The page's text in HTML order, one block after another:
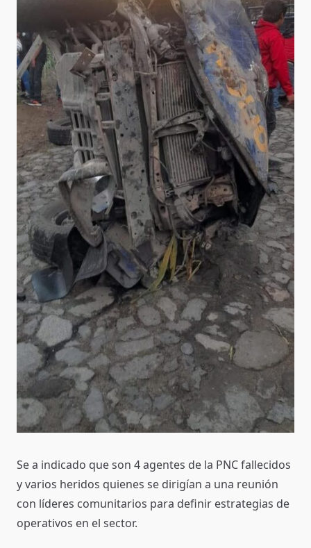
Se a indicado que son 4 agentes de la PNC fallecidos
y varios heridos quienes se dirigían a una reunión
con líderes comunitarios para definir estrategias de
operativos en el sector.